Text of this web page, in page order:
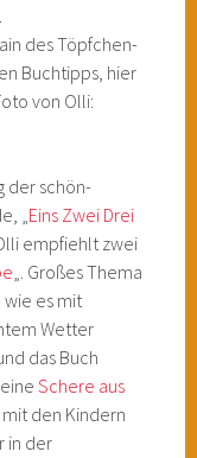
des Töpfchen-
Buchtipps, hier
von Olli:
der schön-
„Eins Zwei Drei
empfiehlt zwei
„. Großes Thema
wie es mit
Wetter
das Buch
eineSchere aus
den Kindern
in der